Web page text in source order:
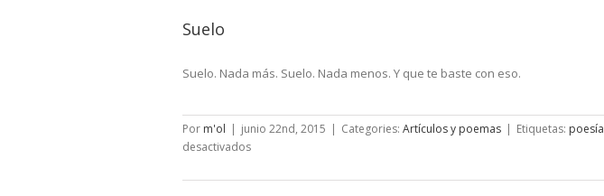
Suelo
Suelo. Nada más. Suelo. Nada menos. Y que te baste con eso.
Por m'ol | junio 22nd, 2015 | Categories: Artículos y poemas | Etiquetas: poesía
desactivadosen